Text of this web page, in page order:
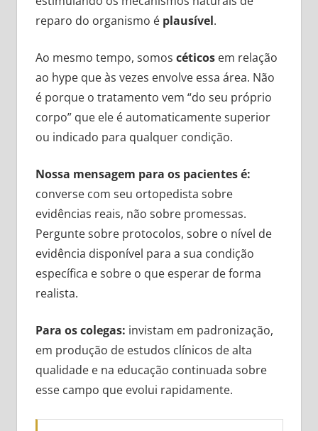
reparo do organismo é plausível.
Ao mesmo tempo, somos céticosem relação
ao hype que às vezes envolve essa área. Não
é porque o tratamento vem “do seu próprio
corpo” que ele é automaticamente superior
ou indicado para qualquer condição.
Nossa mensagem para os pacientes é:
converse com seu ortopedista sobre
evidências reais, não sobre promessas.
Pergunte sobre protocolos, sobre o nível de
evidência disponível para a sua condição
específica e sobre o que esperar de forma
realista.
Para os colegas: invistam em padronização,
em produção de estudos clínicos de alta
qualidade e na educação continuada sobre
esse campo que evolui rapidamente.